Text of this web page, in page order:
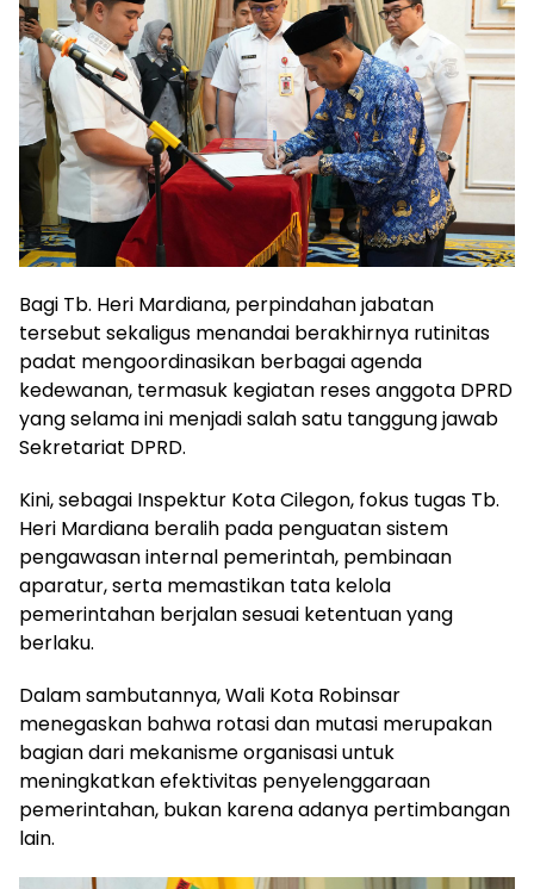
Bagi Tb. Heri Mardiana, perpindahan jabatan
tersebut sekaligus menandai berakhirnya rutinitas
padat mengoordinasikan berbagai agenda
kedewanan, termasuk kegiatan reses anggota DPRD
yang selama ini menjadi salah satu tanggung jawab
Sekretariat DPRD.
Kini, sebagai Inspektur Kota Cilegon, fokus tugas Tb.
Heri Mardiana beralih pada penguatan sistem
pengawasan internal pemerintah, pembinaan
aparatur, serta memastikan tata kelola
pemerintahan berjalan sesuai ketentuan yang
berlaku.
Dalam sambutannya, Wali Kota Robinsar
menegaskan bahwa rotasi dan mutasi merupakan
bagian dari mekanisme organisasi untuk
meningkatkan efektivitas penyelenggaraan
pemerintahan, bukan karena adanya pertimbangan
lain.